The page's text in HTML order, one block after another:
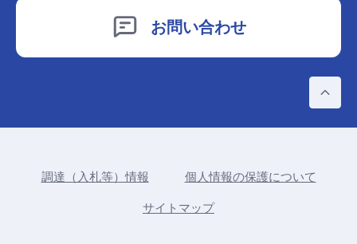
お問い合わせ
調達（入札等）情報 個人情報の保護について
サイトマップ